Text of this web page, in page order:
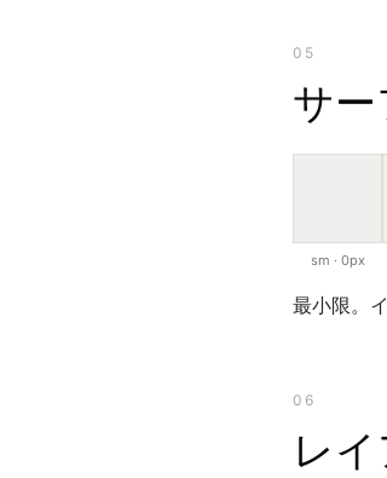
05
サ
sm · 0px
最小限。
06
レ